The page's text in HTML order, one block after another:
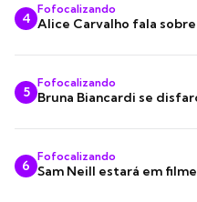
4
Fofocalizando
Alice Carvalho fala
5
Fofocalizando
Bruna Biancardi se
6
Fofocalizando
Sam Neill estará em